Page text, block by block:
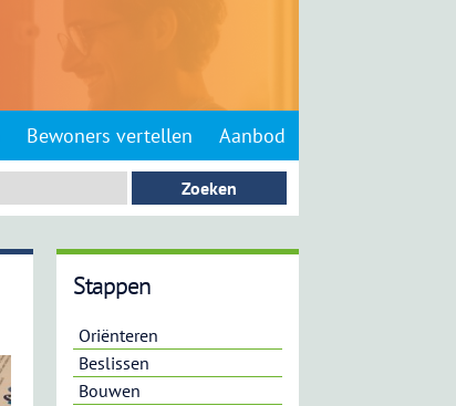
Bewoners vertellen Aanbod
Stappen
Oriënteren
Beslissen
Bouwen